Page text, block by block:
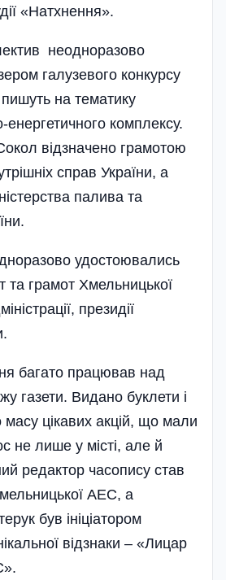
«Натхнення».
неодноразово
галузевого конкурсу
на тематику
енергетичного комплексу.
відзначено грамотою
справ України, а
палива та
удостоювались
та грамот Хмельницької
президії
багато працював над
газети. Видано буклети і
масу цікавих акцій, що мали
не лише у місті, але й
редактор часопису став
АЕС, а
був ініціатором
відзнаки – «Лицар